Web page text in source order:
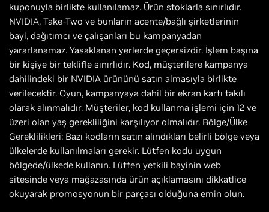
kuponuyla birlikte kullanılamaz. Ürün stoklarla sınırlıdır.
NVIDIA, Take-Two ve bunların acente/bağlı şirketlerinin
bayi, dağıtımcı ve çalışanları bu kampanyadan
yararlanamaz. Yasaklanan yerlerde geçersizdir. İşlem başına
bir kişiye bir teklifle sınırlıdır. Kod, müşterilere kampanya
dahilindeki bir NVIDIA ürününü satın almasıyla birlikte
verilecektir. Oyun, kampanyaya dahil bir ekran kartı takılı
olarak alınmalıdır. Müşteriler, kod kullanma işlemi için 12 ve
üzeri olan yaş gerekliliğini karşılıyor olmalıdır. Bölge/Ülke
Gereklilikleri: Bazı kodların satın alındıkları belirli bölge veya
ülkelerde kullanılmaları gerekir. Lütfen kodu uygun
bölgede/ülkede kullanın. Lütfen yetkili bayinin web
sitesinde veya mağazasında ürün açıklamasını dikkatlice
okuyarak promosyonun bir parçası olduğuna emin olun.